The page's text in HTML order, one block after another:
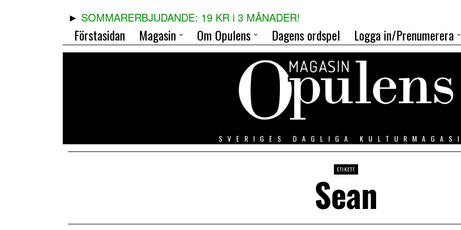
SOMMARERBJUDANDE: 19 KR i 3 MÅNADER!
Förstasidan Magasin Om Opulens Dagens ordspel Logga in/Prenumerera
SVERIGES DAGLIGA
ETIKETT
Sean